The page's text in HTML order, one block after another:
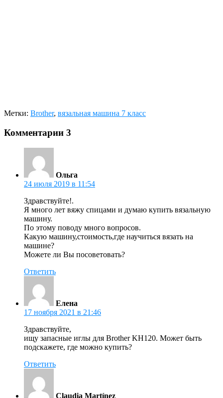
Метки: Brother, вязальная машина 7 класс
Комментарии 3
Ольга
24 июля 2019 в 11:54
Здравствуйте!.
Я много лет вяжу спицами и думаю купить вязальную
машину.
По этому поводу много вопросов.
Какую машину,стоимость,где научиться вязать на
машине?
Можете ли Вы посоветовать?
Ответить
Елена
17 ноября 2021 в 21:46
Здравствуйте,
ищу запасные иглы для Brother KH120. Может быть
подскажете, где можно купить?
Ответить
Claudia Martínez